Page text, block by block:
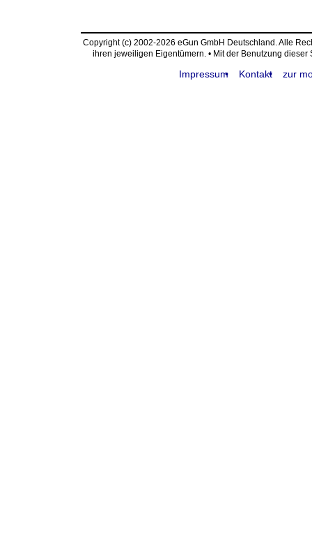
Copyright (c) 2002-2026 eGun GmbH Deutschland. Alle
ihren jeweiligen Eigentümern. • Mit der Benutzung
Impressum Kontakt zur